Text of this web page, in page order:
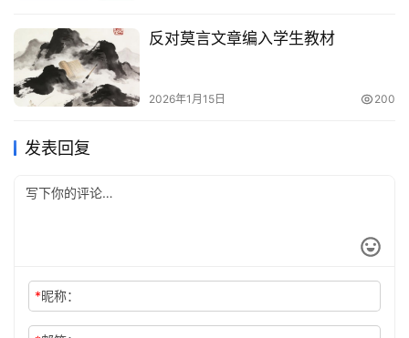
反对莫言文章编入学生教材
2026年1月15日 200
发表回复
*昵称：